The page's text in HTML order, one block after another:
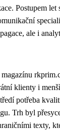
Postupem let
ale i
klienty i
potřeba
Trh byl
texty,